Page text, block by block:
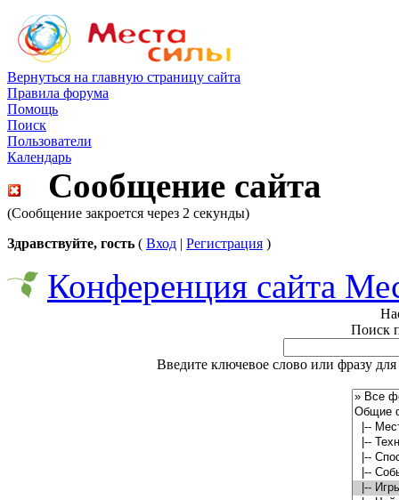
Вернуться на главную страницу сайта
Правила форума
Помощь
Поиск
Пользователи
Календарь
Сообщение сайта
(Сообщение закроется через 2 секунды)
Здравствуйте, гость ( Вход | Регистрация )
Конференция сайта
Поиск
Введите ключевое слово или фразу